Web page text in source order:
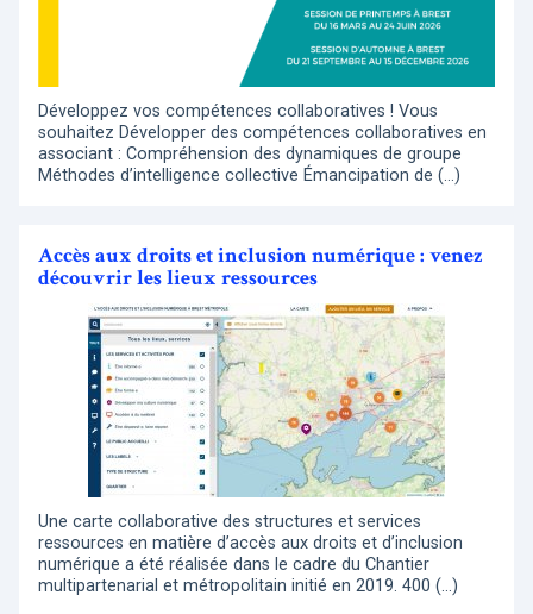
Développez vos compétences collaboratives ! Vous
souhaitez Développer des compétences collaboratives en
associant : Compréhension des dynamiques de groupe
Méthodes d’intelligence collective Émancipation de (…)
Accès aux droits et inclusion numérique : venez
découvrir les lieux ressources
Une carte collaborative des structures et services
ressources en matière d’accès aux droits et d’inclusion
numérique a été réalisée dans le cadre du Chantier
multipartenarial et métropolitain initié en 2019. 400 (…)